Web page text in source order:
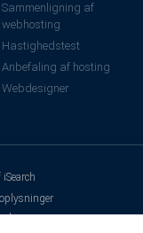
Sammenligning af
webhosting
Hastighedstest
Anbefaling af hosting
Webdesigner